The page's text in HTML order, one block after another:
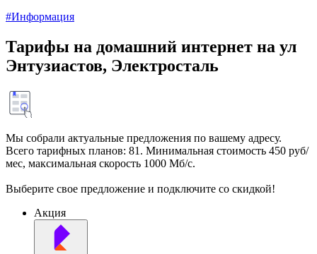
#Информация
Тарифы на домашний интернет на ул
Энтузиастов, Электросталь
Мы собрали актуальные предложения по вашему адресу.
Всего тарифных планов: 81. Минимальная стоимость 450 руб/
мес, максимальная скорость 1000 Мб/с.
Выберите свое предложение и подключите со скидкой!
Акция